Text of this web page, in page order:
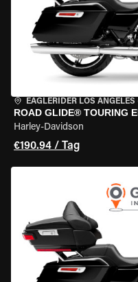
EAGLERIDER LOS ANGELES
ROAD GLIDE® TOURING
Harley-Davidson
€190.94 / Tag